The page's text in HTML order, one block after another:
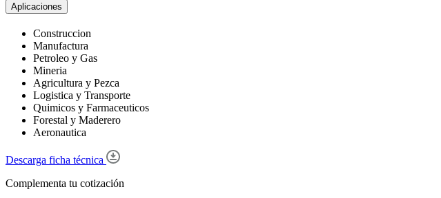
Aplicaciones
Construccion
Manufactura
Petroleo y Gas
Mineria
Agricultura y Pezca
Logistica y Transporte
Quimicos y Farmaceuticos
Forestal y Maderero
Aeronautica
Descarga ficha técnica
Complementa tu cotización